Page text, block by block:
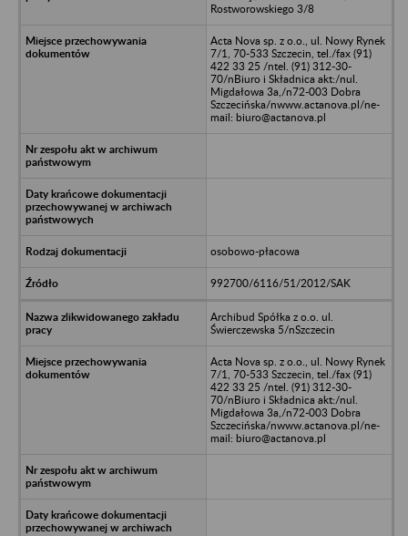
Rostworowskiego 3/8
Acta Nova sp. z o.o., ul. Nowy Rynek
7/1, 70-533 Szczecin, tel./fax (91)
422 33 25 /ntel. (91) 312-30-
70/nBiuro i Składnica akt:/nul.
Migdałowa 3a,/n72-003 Dobra
Szczecińska/nwww.actanova.pl/ne-
mail: biuro@actanova.pl
osobowo-płacowa
992700/6116/51/2012/SAK
Archibud Spółka z o.o. ul.
Świerczewska 5/nSzczecin
Acta Nova sp. z o.o., ul. Nowy Rynek
7/1, 70-533 Szczecin, tel./fax (91)
422 33 25 /ntel. (91) 312-30-
70/nBiuro i Składnica akt:/nul.
Migdałowa 3a,/n72-003 Dobra
Szczecińska/nwww.actanova.pl/ne-
mail: biuro@actanova.pl